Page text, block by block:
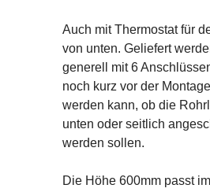
Auch mit Thermostat für
von unten. Geliefert
generell mit 6
noch kurz vor der
werden kann, ob die
unten oder seitlich
werden sollen.
Die Höhe 600mm passt